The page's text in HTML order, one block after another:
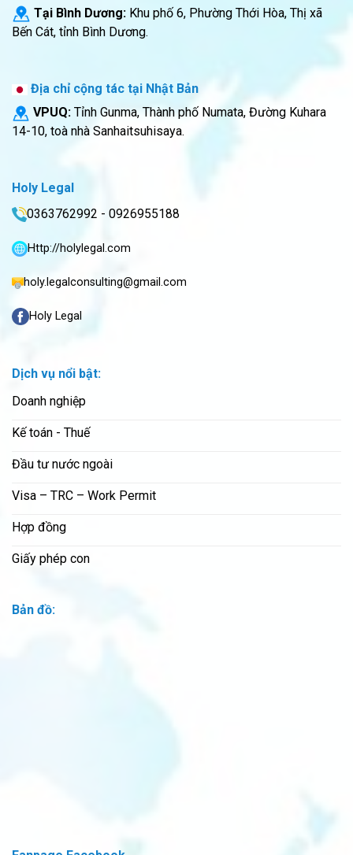
Tại Bình Dương: Khu phố 6, Phường Thới Hòa, Thị xã
Bến Cát, tỉnh Bình Dương.
Địa chỉ cộng tác tại Nhật Bản
VPUQ: Tỉnh Gunma, Thành phố Numata, Đường Kuhara
14-10, toà nhà Sanhaitsuhisaya.
Holy Legal
0363762992 - 0926955188
Http://holylegal.com
holy.legalconsulting@gmail.com
Holy Legal
Dịch vụ nổi bật:
Doanh nghiệp
Kế toán - Thuế
Đầu tư nước ngoài
Visa – TRC – Work Permit
Hợp đồng
Giấy phép con
Bản đồ: